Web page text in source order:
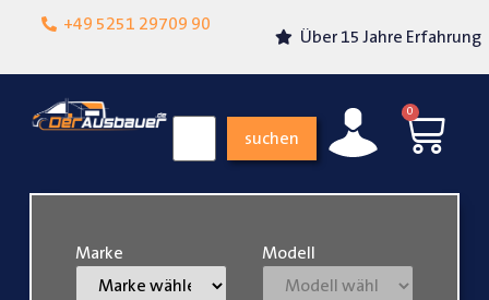
+49 5251 29709 90
Lokalgeschäft in
Über 15 Jahre Erfahrung
suchen
0
Marke Modell